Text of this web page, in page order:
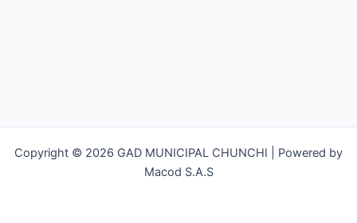
Copyright © 2026 GAD MUNICIPAL CHUNCHI | Powered by
Macod S.A.S